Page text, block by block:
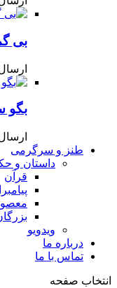
بى
بگو
طنز و سرگرمی
داستان و
قرآن
ویدویو
درباره ما
تماس با ما
انتخاب صفحه